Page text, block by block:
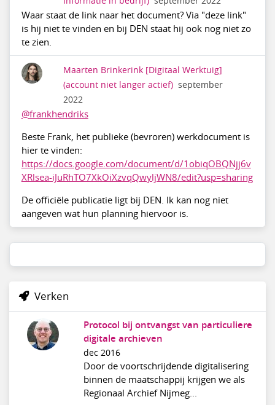
Waar staat de link naar het document? Via "deze link"
is hij niet te vinden en bij DEN staat hij ook nog niet zo
te zien.
Maarten Brinkerink [Digitaal Werktuig]
(account niet langer actief) september
2022
@frankhendriks
Beste Frank, het publieke (bevroren) werkdocument is
hier te vinden:
https://docs.google.com/document/d/1obiqOBQNjj6v
XRlsea-iJuRhTO7XkOiXzvqQwyljWN8/edit?usp=sharing
De officiële publicatie ligt bij DEN. Ik kan nog niet
aangeven wat hun planning hiervoor is.
Verken
Protocol bij ontvangst van particuliere
digitale archieven
dec 2016
Door de voortschrijdende digitalisering
binnen de maatschappij krijgen we als
Regionaal Archief Nijmeg...